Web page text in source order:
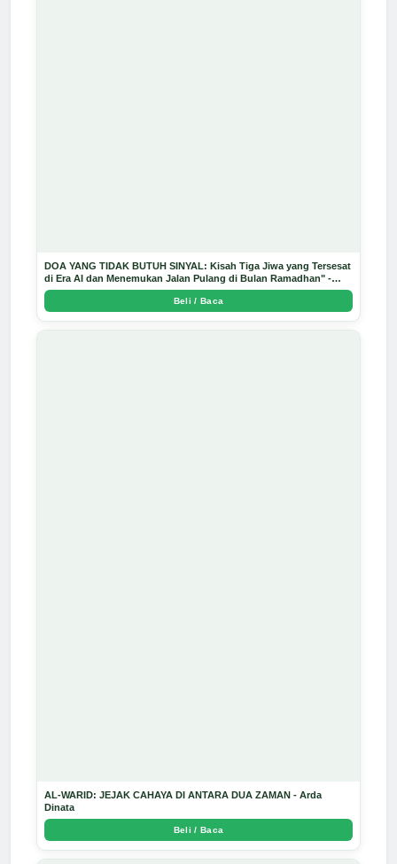
DOA YANG TIDAK BUTUH SINYAL: Kisah Tiga Jiwa yang Tersesat
di Era AI dan Menemukan Jalan Pulang di Bulan Ramadhan" -
Arda Dinata
Beli / Baca
AL-WARID: JEJAK CAHAYA DI ANTARA DUA ZAMAN - Arda
Dinata
Beli / Baca